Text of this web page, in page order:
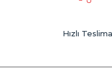
farklı bir
ölçülerini belirlemek ve
vermektir. Bu noktada
uzun ömürlü ve dayanıklı
Hızlı